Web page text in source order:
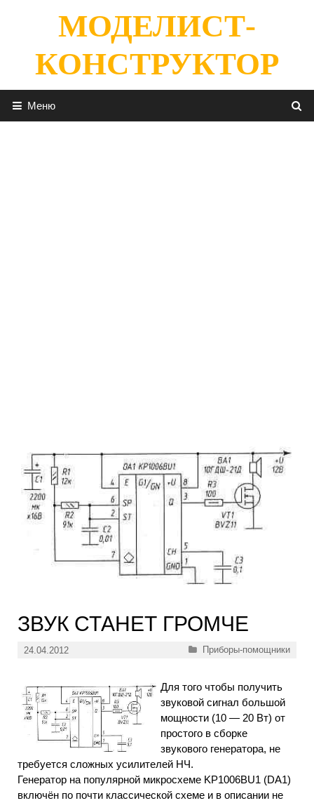
содержимомуМОДЕЛИСТ-
КОНСТРУКТОР
Меню
ЗВУК СТАНЕТ ГРОМЧЕ
24.04.2012 Рубрики
Приборы-помощники
Для того чтобы получить
звуковой сигнал большой
мощности (10 — 20 Вт) от
простого в сборке
звукового генератора, не
требуется сложных усилителей НЧ.
Генератор на популярной микросхеме KP1006BU1 (DA1)
включён по почти классической схеме и в описании не